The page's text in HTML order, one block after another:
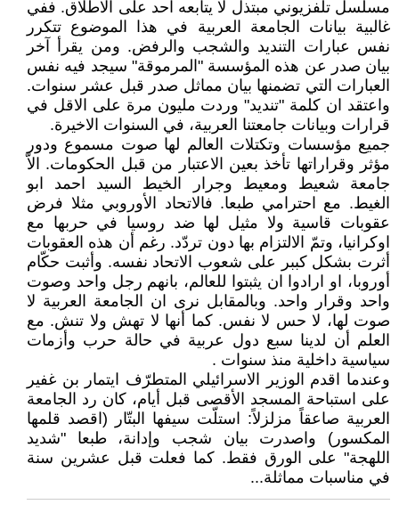
مسلسل تلفزيوني مبتذل لا يتابعه احد على الاطلاق. ففي
غالبية بيانات الجامعة العربية في هذا الموضوع تتكرر
نفس عبارات التنديد والشجب والرفض. ومن يقرأ آخر
بيان صدر عن هذه المؤسسة "المرموقة" سيجد فيه نفس
العبارات التي تضمنها بيان مماثل صدر قبل عشر سنوات.
واعتقد ان كلمة "تنديد" وردت مليون مرة على الاقل في
قرارات وبيانات جامعتنا العربية، في السنوات الاخيرة.
جميع مؤسسات وتكتلات العالم لها صوت مسموع ودور
مؤثر وقراراتها تأخذ بعين الاعتبار من قبل الحكومات. الاّ
جامعة شعيط ومعيط وجرار الخيط السيد احمد ابو
الغيط. مع احترامي طبعا. فالاتحاد الأوروبي مثلا فرض
عقوبات قاسية ولا مثيل لها ضد روسيا في حربها مع
اوكرانيا، وتمّ الالتزام بها دون تردّد. رغم أن هذه العقوبات
أثرت بشكل كببر على شعوب الاتحاد نفسه. وأثبت حكّام
أوروبا، او ارادوا ان يثبتوا للعالم، بانهم رجل واحد وصوت
واحد وقرار واحد. وبالمقابل نرى ان الجامعة العربية لا
صوت لها، لا حس لا نفس. كما أنها لا تهش ولا تنش. مع
العلم أن لدينا سبع دول عربية في حالة حرب وأزمات
سياسية داخلية منذ سنوات .
وعندما اقدم الوزير الاسرائيلي المتطرّف ايتمار بن غفير
على استباحة المسجد الأقصى قبل أيام، كان رد الجامعة
العربية صاعقاً مزلزلاً: استلّت سيفها البتّار (اقصد قلمها
المكسور) واصدرت بيان شجب وإدانة، طبعا "شديد
اللهجة" على الورق فقط. كما فعلت قبل عشرين سنة
في مناسبات مماثلة...